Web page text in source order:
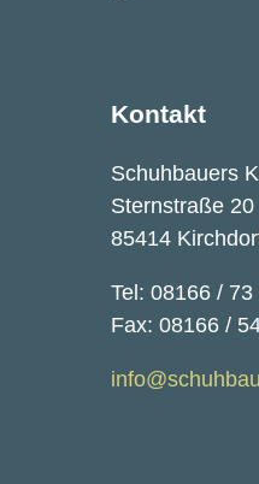
Kontakt
Schuhbauers
Sternstraße 20
85414
Tel: 08166 / 73
Fax: 08166 /